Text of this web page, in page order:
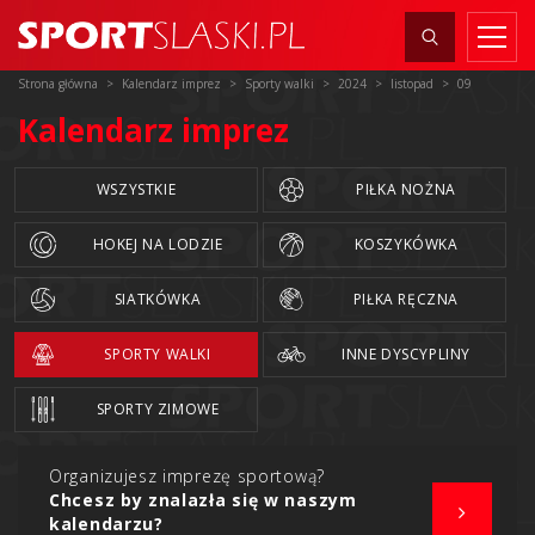
Strona główna Kalendarz imprez Sporty walki 2024 listopad 09
Kalendarz imprez
WSZYSTKIE PIŁKA NOŻNA
HOKEJ NA LODZIE KOSZYKÓWKA
SIATKÓWKA PIŁKA RĘCZNA
SPORTY WALKI INNE DYSCYPLINY
SPORTY ZIMOWE
Organizujesz imprezę sportową?
Chcesz by znalazła się w naszym
kalendarzu?